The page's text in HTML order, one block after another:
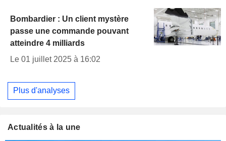
Bombardier : Un client mystère
passe une commande pouvant
atteindre 4 milliards
Le 01 juillet 2025 à 16:02
Plus d'analyses
Actualités à la une